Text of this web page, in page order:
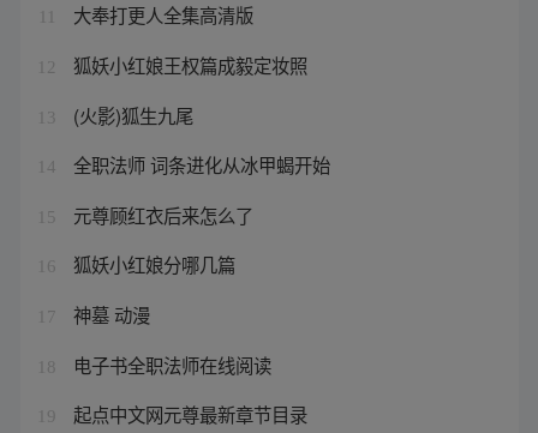
大奉打更人全集高清版
12 狐妖小红娘王权篇成毅定妆照
13 (火影)狐生九尾
14 全职法师 词条进化从冰甲蝎开始
15 元尊顾红衣后来怎么了
16 狐妖小红娘分哪几篇
17 神墓 动漫
18 电子书全职法师在线阅读
19 起点中文网元尊最新章节目录